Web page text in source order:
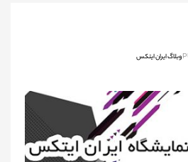
وبلاگ ایران ایتکس